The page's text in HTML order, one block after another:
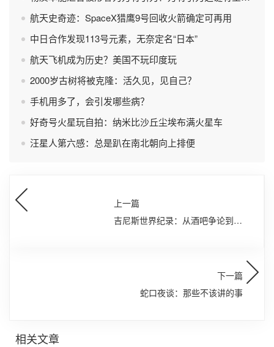
航天史奇迹：SpaceX猎鹰9号回收火箭确定可再用
中日合作发现113号元素，无奈定名“日本”
航天飞机成为历史？美国不玩印度玩
2000岁古树将被克隆：活久见，见自己？
手机用多了，会引发哪些病？
好奇号火星玩自拍：纳米比沙丘尘埃布满火星车
汪星人第六感：总是趴在南北朝向上排便
上一篇
吉尼斯世界纪录：从酒吧争论到全
下一篇
蛇口夜谈：那些不该讲的事
相关文章